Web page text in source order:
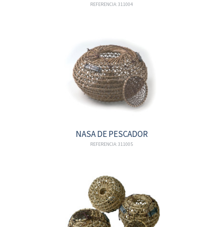
REFERENCIA: 311004
NASA DE PESCADOR
REFERENCIA: 311005